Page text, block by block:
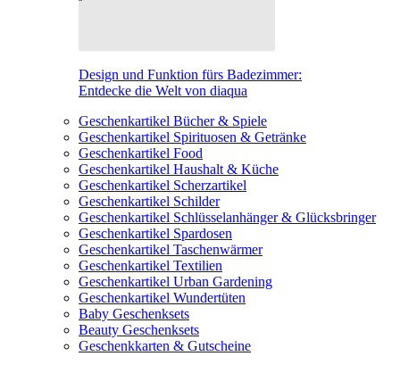
Design und Funktion fürs Badezimmer:
Entdecke die Welt von diaqua
Geschenkartikel Bücher & Spiele
Geschenkartikel Spirituosen & Getränke
Geschenkartikel Food
Geschenkartikel Haushalt & Küche
Geschenkartikel Scherzartikel
Geschenkartikel Schilder
Geschenkartikel Schlüsselanhänger & Glücksbringer
Geschenkartikel Spardosen
Geschenkartikel Taschenwärmer
Geschenkartikel Textilien
Geschenkartikel Urban Gardening
Geschenkartikel Wundertüten
Baby Geschenksets
Beauty Geschenksets
Geschenkkarten & Gutscheine